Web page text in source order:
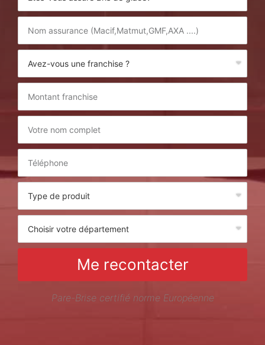
Me recontacter
Pare-Brise certifié norme Européenne